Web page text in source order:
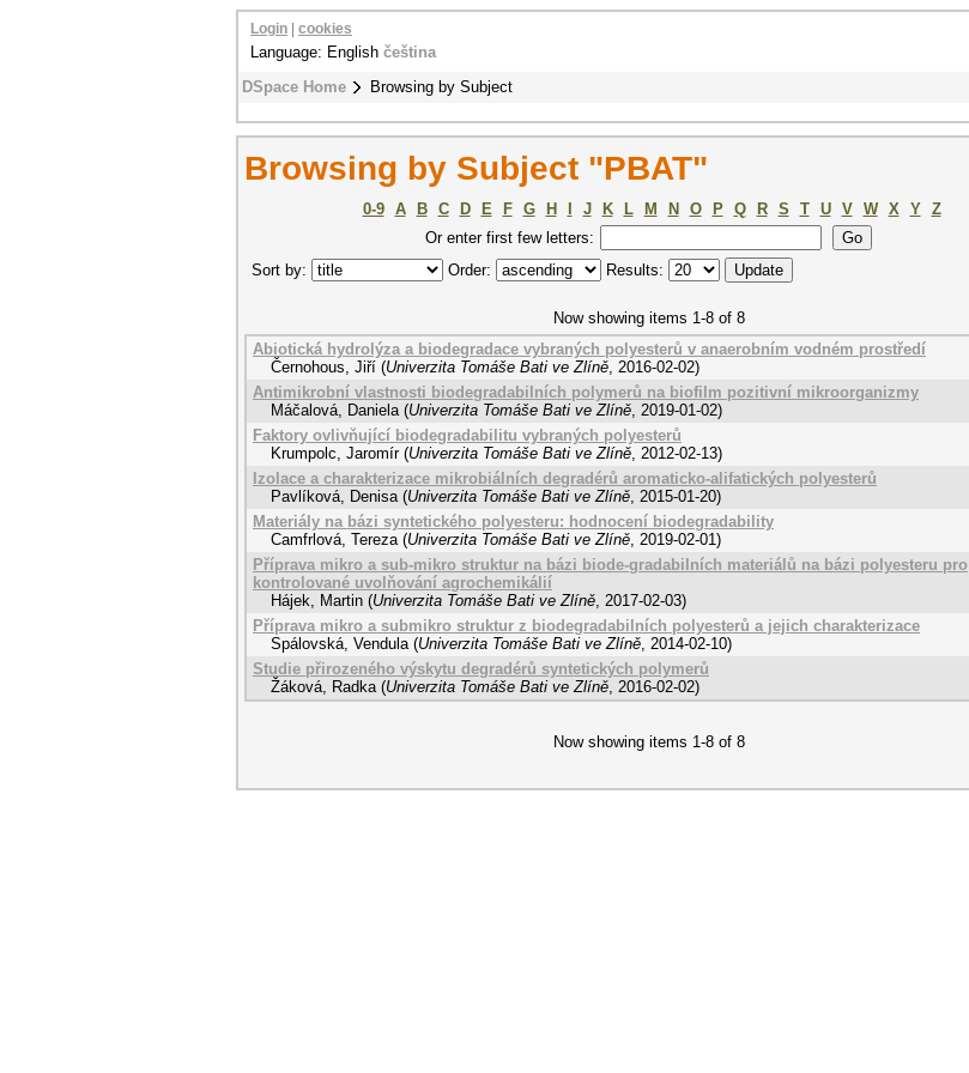
DSpace Home Browsing by Subject
Login cookies
Language: English čeština
Browsing by Subject "PBAT"
0-9 A B C D E F G H J K L M N O P Q R S T U V W X Y
Z
Or enter first few letters:
Sort by:
Order: Results:
Now showing items 1-8 of 8
Abiotická hydrolýza a biodegradace vybraných polyesterů v anaerobním vodném prostředí
Černohous, Jiří (Univerzita Tomáše Bati ve Zlíně, 2016-02-02)
Antimikrobní vlastnosti biodegradabilních polymerů na biofilm pozitivní mikroorganizmy
Máčalová, Daniela (Univerzita Tomáše Bati ve Zlíně, 2019-01-02)
Faktory ovlivňující biodegradabilitu vybraných polyesterů
Krumpolc, Jaromír (Univerzita Tomáše Bati ve Zlíně, 2012-02-13)
Izolace a charakterizace mikrobiálních degradérů aromaticko-alifatických polyesterů
Pavlíková, Denisa (Univerzita Tomáše Bati ve Zlíně, 2015-01-20)
Materiály na bázi syntetického polyesteru: hodnocení biodegradability
Camfrlová, Tereza (Univerzita Tomáše Bati ve Zlíně, 2019-02-01)
Příprava mikro a sub-mikro struktur na bázi biode-gradabilních materiálů na bázi polyesteru pro
kontrolované uvolňování agrochemikálií
Hájek, Martin (Univerzita Tomáše Bati ve Zlíně, 2017-02-03)
Příprava mikro a submikro struktur z biodegradabilních polyesterů a jejich charakterizace
Spálovská, Vendula (Univerzita Tomáše Bati ve Zlíně, 2014-02-10)
Studie přirozeného výskytu degradérů syntetických polymerů
Žáková, Radka (Univerzita Tomáše Bati ve Zlíně, 2016-02-02)
Now showing items 1-8 of 8